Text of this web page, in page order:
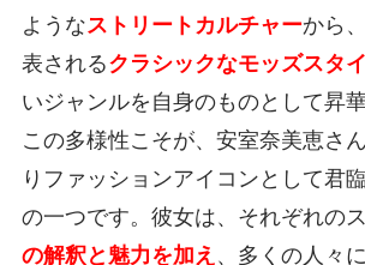
ようなストリートカルチャーから
表されるクラシックなモッズスタ
いジャンルを自身のものとして昇
この多様性こそが、安室奈美恵さ
りファッションアイコンとして君
の一つです。彼女は、それぞれの
の解釈と魅力を加え 、多くの人々に